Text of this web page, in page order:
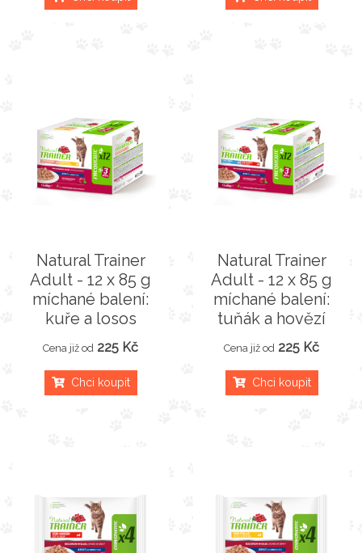
Natural Trainer
Adult - 12 x 85 g
míchané balení:
kuře a losos
Cena již od 225 Kč
Chci koupit
Natural Trainer
Adult - 12 x 85 g
míchané balení:
tuňák a hovězí
Cena již od 225 Kč
Chci koupit